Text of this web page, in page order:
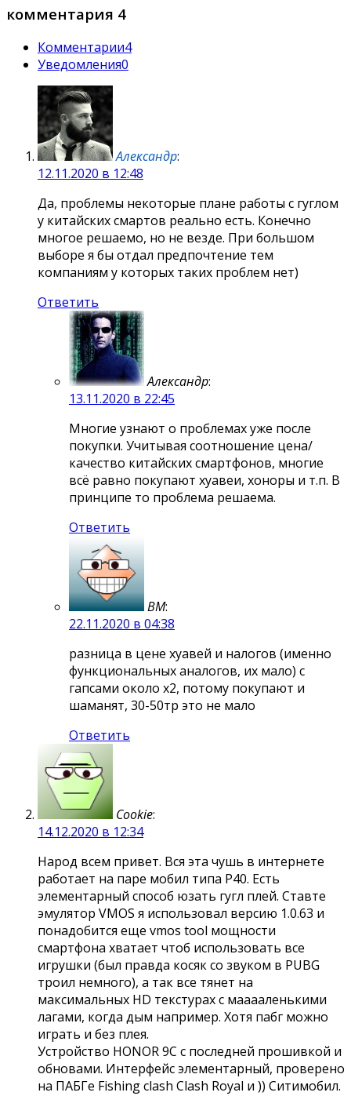
комментария 4
Комментарии4
Уведомления0
Александр:
12.11.2020 в 12:48
Да, проблемы некоторые плане работы с гуглом
у китайских смартов реально есть. Конечно
многое решаемо, но не везде. При большом
выборе я бы отдал предпочтение тем
компаниям у которых таких проблем нет)
Ответить
Александр:
13.11.2020 в 22:45
Многие узнают о проблемах уже после
покупки. Учитывая соотношение цена/
качество китайских смартфонов, многие
всё равно покупают хуавеи, хоноры и т.п. В
принципе то проблема решаема.
Ответить
ВМ:
22.11.2020 в 04:38
разница в цене хуавей и налогов (именно
функциональных аналогов, их мало) с
гапсами около х2, потому покупают и
шаманят, 30-50тр это не мало
Ответить
Cookie:
14.12.2020 в 12:34
Народ всем привет. Вся эта чушь в интернете
работает на паре мобил типа P40. Есть
элементарный способ юзать гугл плей. Ставте
эмулятор VMOS я использовал версию 1.0.63 и
понадобится еще vmos tool мощности
смартфона хватает чтоб использовать все
игрушки (был правда косяк со звуком в PUBG
троил немного), а так все тянет на
максимальных HD текстурах с мааааленькими
лагами, когда дым например. Хотя пабг можно
играть и без плея.
Устройство HONOR 9C с последней прошивкой и
обновами. Интерфейс элементарный, проверено
на ПАБГе Fishing clash Clash Royal и )) Ситимобил.